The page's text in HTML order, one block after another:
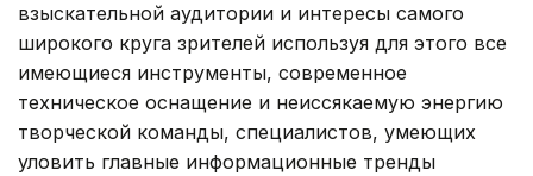
взыскательной аудитории и интересы самого
широкого круга зрителей используя для этого все
имеющиеся инструменты, современное
техническое оснащение и неиссякаемую энергию
творческой команды, специалистов, умеющих
уловить главные информационные тренды